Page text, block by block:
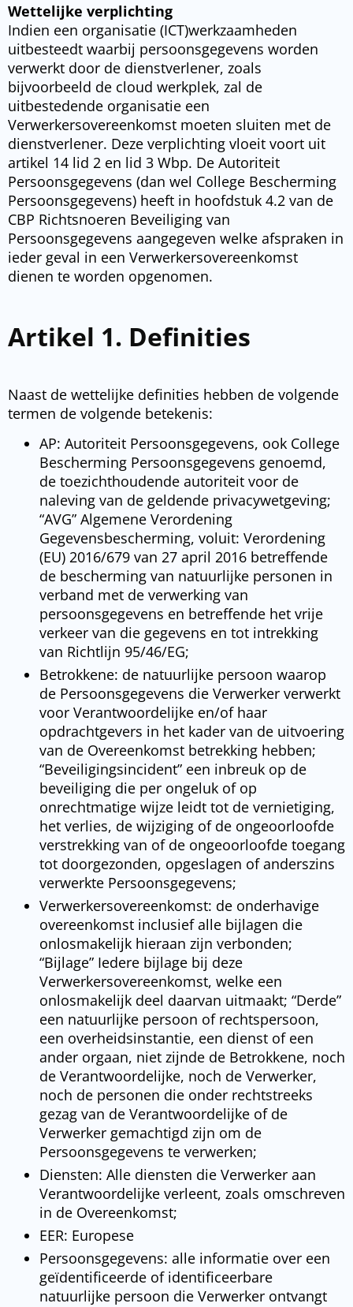
Wettelijke verplichting
Indien een organisatie (ICT)werkzaamheden
uitbesteedt waarbij persoonsgegevens worden
verwerkt door de dienstverlener, zoals
bijvoorbeeld de cloud werkplek, zal de
uitbestedende organisatie een
Verwerkersovereenkomst moeten sluiten met de
dienstverlener. Deze verplichting vloeit voort uit
artikel 14 lid 2 en lid 3 Wbp. De Autoriteit
Persoonsgegevens (dan wel College Bescherming
Persoonsgegevens) heeft in hoofdstuk 4.2 van de
CBP Richtsnoeren Beveiliging van
Persoonsgegevens aangegeven welke afspraken in
ieder geval in een Verwerkersovereenkomst
dienen te worden opgenomen.
Artikel 1. Definities
Naast de wettelijke definities hebben de volgende
termen de volgende betekenis:
AP: Autoriteit Persoonsgegevens, ook College
Bescherming Persoonsgegevens genoemd,
de toezichthoudende autoriteit voor de
naleving van de geldende privacywetgeving;
“AVG” Algemene Verordening
Gegevensbescherming, voluit: Verordening
(EU) 2016/679 van 27 april 2016 betreffende
de bescherming van natuurlijke personen in
verband met de verwerking van
persoonsgegevens en betreffende het vrije
verkeer van die gegevens en tot intrekking
van Richtlijn 95/46/EG;
Betrokkene: de natuurlijke persoon waarop
de Persoonsgegevens die Verwerker verwerkt
voor Verantwoordelijke en/of haar
opdrachtgevers in het kader van de uitvoering
van de Overeenkomst betrekking hebben;
“Beveiligingsincident” een inbreuk op de
beveiliging die per ongeluk of op
onrechtmatige wijze leidt tot de vernietiging,
het verlies, de wijziging of de ongeoorloofde
verstrekking van of de ongeoorloofde toegang
tot doorgezonden, opgeslagen of anderszins
verwerkte Persoonsgegevens;
Verwerkersovereenkomst: de onderhavige
overeenkomst inclusief alle bijlagen die
onlosmakelijk hieraan zijn verbonden;
“Bijlage” Iedere bijlage bij deze
Verwerkersovereenkomst, welke een
onlosmakelijk deel daarvan uitmaakt; “Derde”
een natuurlijke persoon of rechtspersoon,
een overheidsinstantie, een dienst of een
ander orgaan, niet zijnde de Betrokkene, noch
de Verantwoordelijke, noch de Verwerker,
noch de personen die onder rechtstreeks
gezag van de Verantwoordelijke of de
Verwerker gemachtigd zijn om de
Persoonsgegevens te verwerken;
Diensten: Alle diensten die Verwerker aan
Verantwoordelijke verleent, zoals omschreven
in de Overeenkomst;
EER: Europese
Persoonsgegevens: alle informatie over een
geïdentificeerde of identificeerbare
natuurlijke persoon die Verwerker ontvangt